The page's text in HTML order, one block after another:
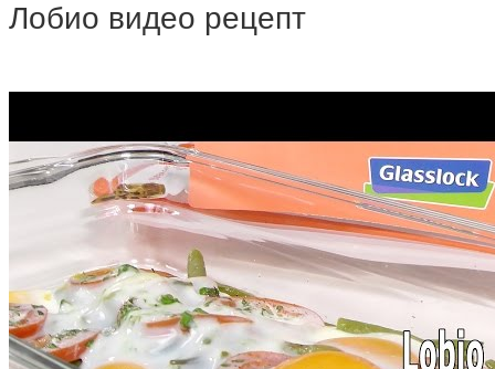
Лобио видео рецепт